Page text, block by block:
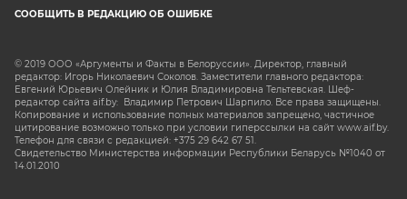
СООБЩИТЬ В РЕДАКЦИЮ ОБ ОШИБКЕ
© 2019 ООО «Аргументы и Факты в Белоруссии». Директор, главный
редактор: Игорь Николаевич Соколов. Заместители главного редактора:
Евгений Юрьевич Олейник и Юлия Владимировна Тельтевская. Шеф-
редактор сайта aif.by: Владимир Петрович Шарпило. Все права защищены.
Копирование и использование полных материалов запрещено, частичное
цитирование возможно только при условии гиперссылки на сайт www.aif.by.
Телефон для связи с редакцией: +375 29 642 67 51.
Свидетельство Министерства информации Республики Беларусь №1040 от
14.01.2010